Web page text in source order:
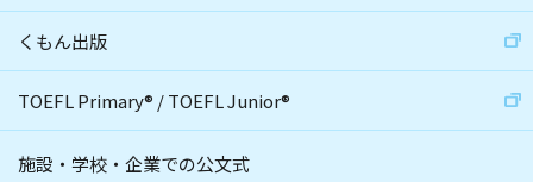
くもん出版
TOEFL Primary® /TOEFL Junior®
施設・学校・企業での公文式